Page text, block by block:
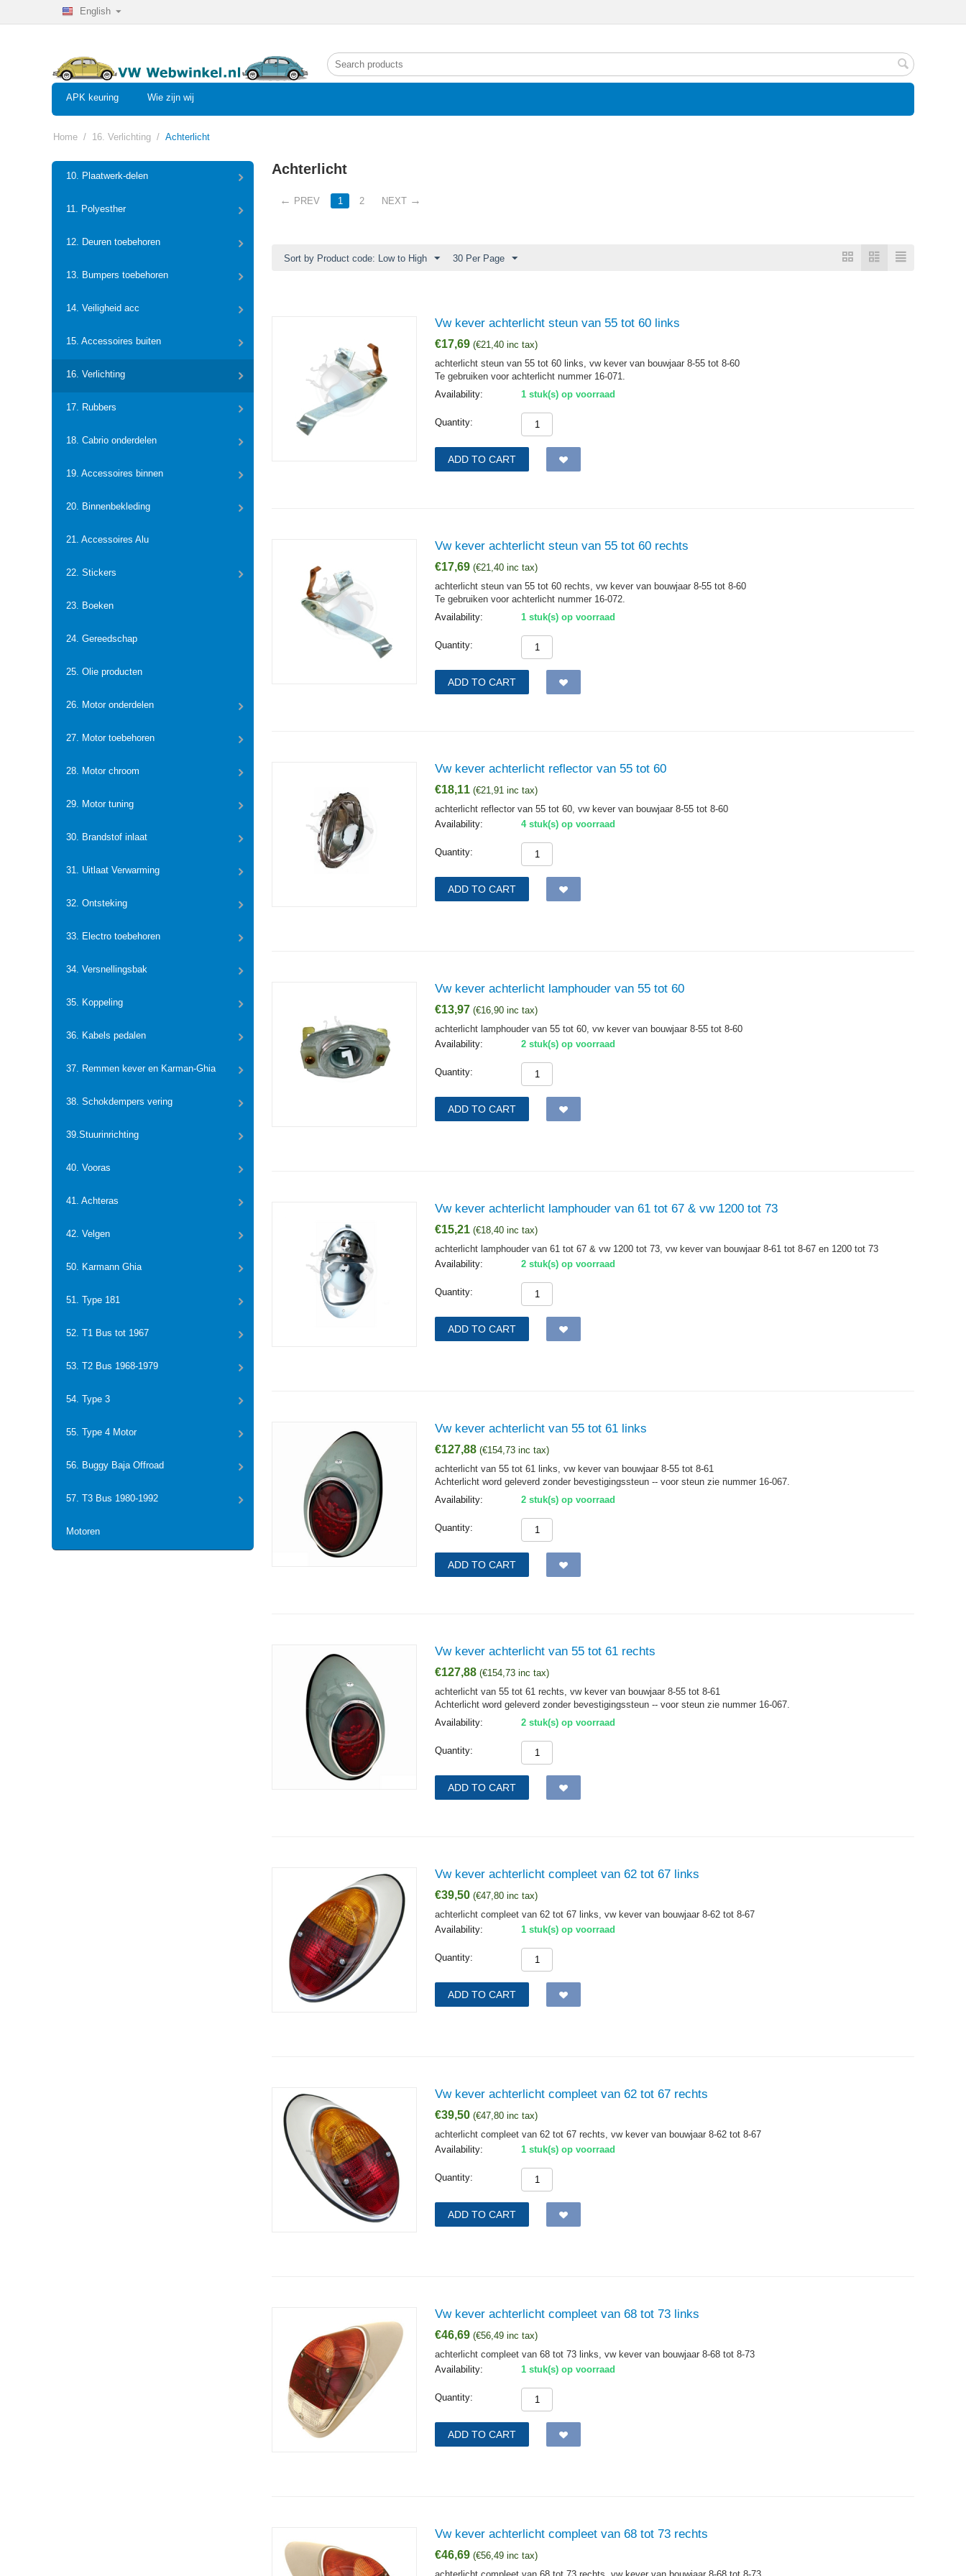
English
APK keuring Wie zijn wij
Home / 16. Verlichting / Achterlicht
10. Plaatwerk-delen
11. Polyesther
12. Deuren toebehoren
13. Bumpers toebehoren
14. Veiligheid acc
15. Accessoires buiten
16. Verlichting
17. Rubbers
18. Cabrio onderdelen
19. Accessoires binnen
20. Binnenbekleding
21. Accessoires Alu
22. Stickers
23. Boeken
24. Gereedschap
25. Olie producten
26. Motor onderdelen
27. Motor toebehoren
28. Motor chroom
29. Motor tuning
30. Brandstof inlaat
31. Uitlaat Verwarming
32. Ontsteking
33. Electro toebehoren
34. Versnellingsbak
35. Koppeling
36. Kabels pedalen
37. Remmen kever en Karman-Ghia
38. Schokdempers vering
39.Stuurinrichting
40. Vooras
41. Achteras
42. Velgen
50. Karmann Ghia
51. Type 181
52. T1 Bus tot 1967
53. T2 Bus 1968-1979
54. Type 3
55. Type 4 Motor
56. Buggy Baja Offroad
57. T3 Bus 1980-1992
Motoren
Achterlicht
PREV 1 2 NEXT
Sort by Product code: Low to High 30 Per Page
Vw kever achterlicht steun van 55 tot 60 links
€17,69 (€21,40 inc tax)
achterlicht steun van 55 tot 60 links, vw kever van bouwjaar 8-55 tot 8-60
Te gebruiken voor achterlicht nummer 16-071.
Availability:
1 stuk(s) op voorraad
Quantity:
ADD TO CART
Vw kever achterlicht steun van 55 tot 60 rechts
€17,69 (€21,40 inc tax)
achterlicht steun van 55 tot 60 rechts, vw kever van bouwjaar 8-55 tot 8-60
Te gebruiken voor achterlicht nummer 16-072.
Availability:
1 stuk(s) op voorraad
Quantity:
ADD TO CART
Vw kever achterlicht reflector van 55 tot 60
€18,11 (€21,91 inc tax)
achterlicht reflector van 55 tot 60, vw kever van bouwjaar 8-55 tot 8-60
Availability:
4 stuk(s) op voorraad
Quantity:
ADD TO CART
Vw kever achterlicht lamphouder van 55 tot 60
€13,97 (€16,90 inc tax)
achterlicht lamphouder van 55 tot 60, vw kever van bouwjaar 8-55 tot 8-60
Availability:
2 stuk(s) op voorraad
Quantity:
ADD TO CART
Vw kever achterlicht lamphouder van 61 tot 67 & vw 1200 tot 73
€15,21 (€18,40 inc tax)
achterlicht lamphouder van 61 tot 67 & vw 1200 tot 73, vw kever van bouwjaar 8-61 tot 8-67 en 1200 tot 73
Availability:
2 stuk(s) op voorraad
Quantity:
ADD TO CART
Vw kever achterlicht van 55 tot 61 links
€127,88 (€154,73 inc tax)
achterlicht van 55 tot 61 links, vw kever van bouwjaar 8-55 tot 8-61
Achterlicht word geleverd zonder bevestigingssteun -- voor steun zie nummer 16-067.
Availability:
2 stuk(s) op voorraad
Quantity:
ADD TO CART
Vw kever achterlicht van 55 tot 61 rechts
€127,88 (€154,73 inc tax)
achterlicht van 55 tot 61 rechts, vw kever van bouwjaar 8-55 tot 8-61
Achterlicht word geleverd zonder bevestigingssteun -- voor steun zie nummer 16-067.
Availability:
2 stuk(s) op voorraad
Quantity:
ADD TO CART
Vw kever achterlicht compleet van 62 tot 67 links
€39,50 (€47,80 inc tax)
achterlicht compleet van 62 tot 67 links, vw kever van bouwjaar 8-62 tot 8-67
Availability:
1 stuk(s) op voorraad
Quantity:
ADD TO CART
Vw kever achterlicht compleet van 62 tot 67 rechts
€39,50 (€47,80 inc tax)
achterlicht compleet van 62 tot 67 rechts, vw kever van bouwjaar 8-62 tot 8-67
Availability:
1 stuk(s) op voorraad
Quantity:
ADD TO CART
Vw kever achterlicht compleet van 68 tot 73 links
€46,69 (€56,49 inc tax)
achterlicht compleet van 68 tot 73 links, vw kever van bouwjaar 8-68 tot 8-73
Availability:
1 stuk(s) op voorraad
Quantity:
ADD TO CART
Vw kever achterlicht compleet van 68 tot 73 rechts
€46,69 (€56,49 inc tax)